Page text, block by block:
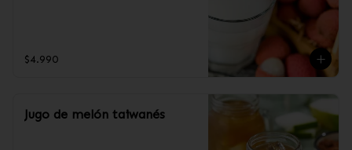
$4.990
Jugo de melón taiwanés